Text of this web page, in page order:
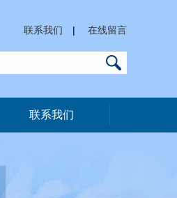
联系我们 | 在线留言
联系我们